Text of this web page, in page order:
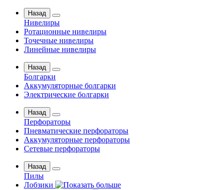
Назад
Нивелиры
Ротационные нивелиры
Точечные нивелиры
Линейные нивелиры
Назад
Болгарки
Аккумуляторные болгарки
Электрические болгарки
Назад
Перфораторы
Пневматические перфораторы
Аккумуляторные перфораторы
Сетевые перфораторы
Назад
Пилы
Лобзики